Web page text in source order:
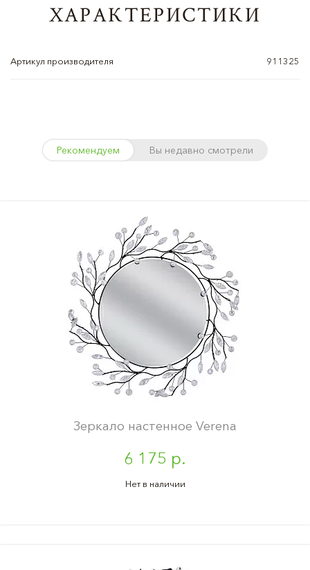
ХАРАКТЕРИСТИКИ
Артикул производителя 911325
Рекомендуем Вы недавно смотрели
Зеркало настенное Verena
6 175 р.
Нет в наличии